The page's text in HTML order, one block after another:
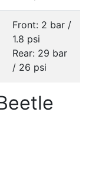
Front: 2 bar /
1.8 psi
Rear: 29 bar
/ 26 psi